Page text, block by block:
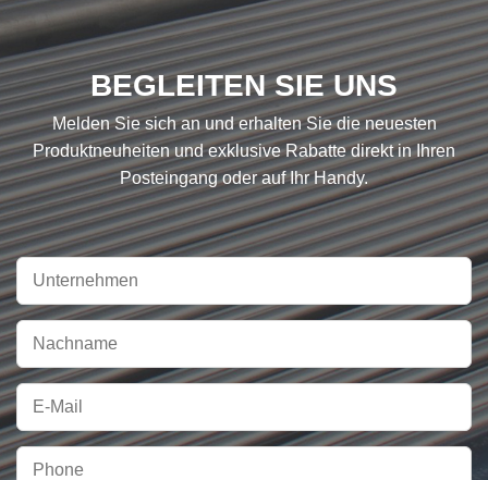
BEGLEITEN SIE UNS
Melden Sie sich an und erhalten Sie die neuesten
Produktneuheiten und exklusive Rabatte direkt in Ihren
Posteingang oder auf Ihr Handy.